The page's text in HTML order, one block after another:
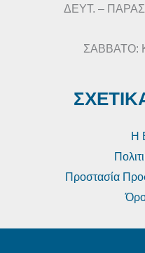
ΔΕΥΤ. –
ΣΑΒΒΑΤΟ:
Η
Προστασία